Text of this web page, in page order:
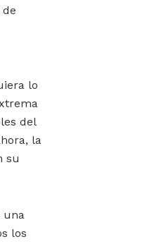
lo
del
la
su
una
los